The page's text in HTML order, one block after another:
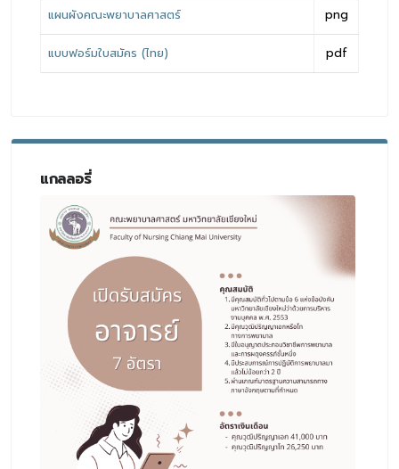
แผนผังคณะพยาบาลศาสตร์ png
แบบฟอร์มใบสมัคร (ไทย) pdf
แกลลอรี่